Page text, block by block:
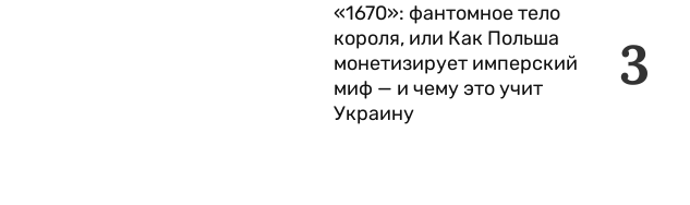
3
«1670»: фантомное тело
короля, или Как Польша
монетизирует имперский
миф — и чему это учит
Украину